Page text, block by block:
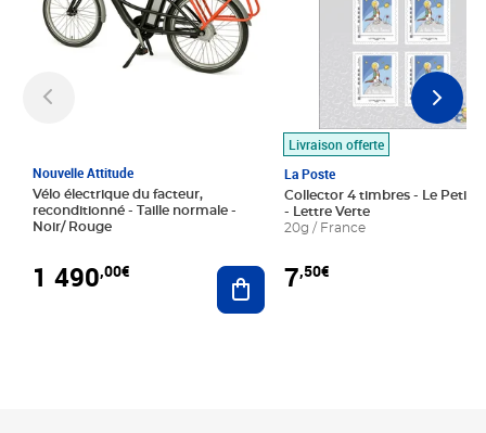
Nouvelle Attitude
Vélo électrique du facteur,
reconditionné - Taille normale -
Noir/ Rouge
1 490,00€ Ajouter au panier
Livraison offerte
La Poste
Collector 4 timbres - Le Petit
- Lettre Verte
20g / France
7,50€